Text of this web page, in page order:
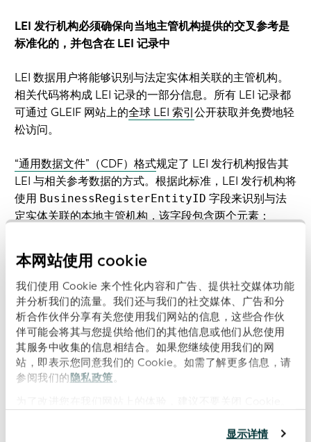
本网站使用 cookie
我们使用 Cookie 来个性化内容和广告、提供社交媒体功能
并分析我们的流量。我们还与我们的社交媒体、广告和分
析合作伙伴分享有关您使用我们网站的信息，这些合作伙
伴可能会将其与您提供给他们的其他信息或他们从您使用
其服务中收集的信息相结合。如果您继续使用我们的网
站，即表示您同意我们的 Cookie。如需了解更多信息，请
参阅我们的隐私政策 。
显示详情
LEI 发行机构必须确保向当地主管机构提供的交叉参考是
标准化的，并包含在 LEI 记录中
LEI 数据用户将能够识别与法定实体相关联的主管机构。
相关代码将构成 LEI 记录的一部分信息。所有 LEI 记录都
可通过 GLEIF 网站上的全球 LEI 索引公开获取并免费地轻
松访问。
“通用数据文件”（CDF）格式规定了 LEI 发行机构报告其
LEI 与相关参考数据的方式。根据此标准，LEI 发行机构将
使用 BusinessRegisterEntityID 字段来识别与法
定实体关联的本地主管机构，该字段包含两个元素：
登记处：用于识别提供机构 ID 值（参见后续公告）的
商业登记处或其他注册机构的代码。接下来，该代码将
被分配给 GLEIF 注册机构名单中的主管机构。
机构 ID：由主管机构维护的法定实体识别编码（当地编
码）。
如果没有该 ID，可能报告登记处无相应机构 ID。
GLEIF 将监控 LEI 发行机构对权威工商登记机构列表的遵